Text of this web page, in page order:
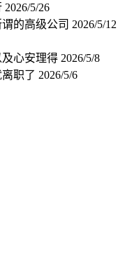
2026/5/26
的高级公司 2026/5/12
心安理得 2026/5/8
职了 2026/5/6